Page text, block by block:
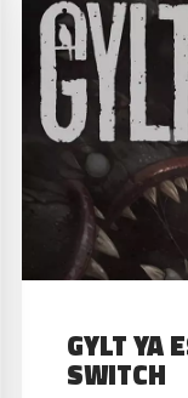
GYLT YA
SWITCH